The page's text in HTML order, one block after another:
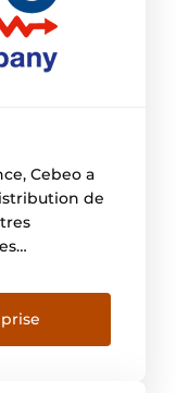
Cebeo a
de
à Courtrai,
du